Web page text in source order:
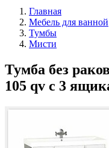
Главная
Мебель для ванной
Тумбы
Мисти
Тумба без
105 qv с 3